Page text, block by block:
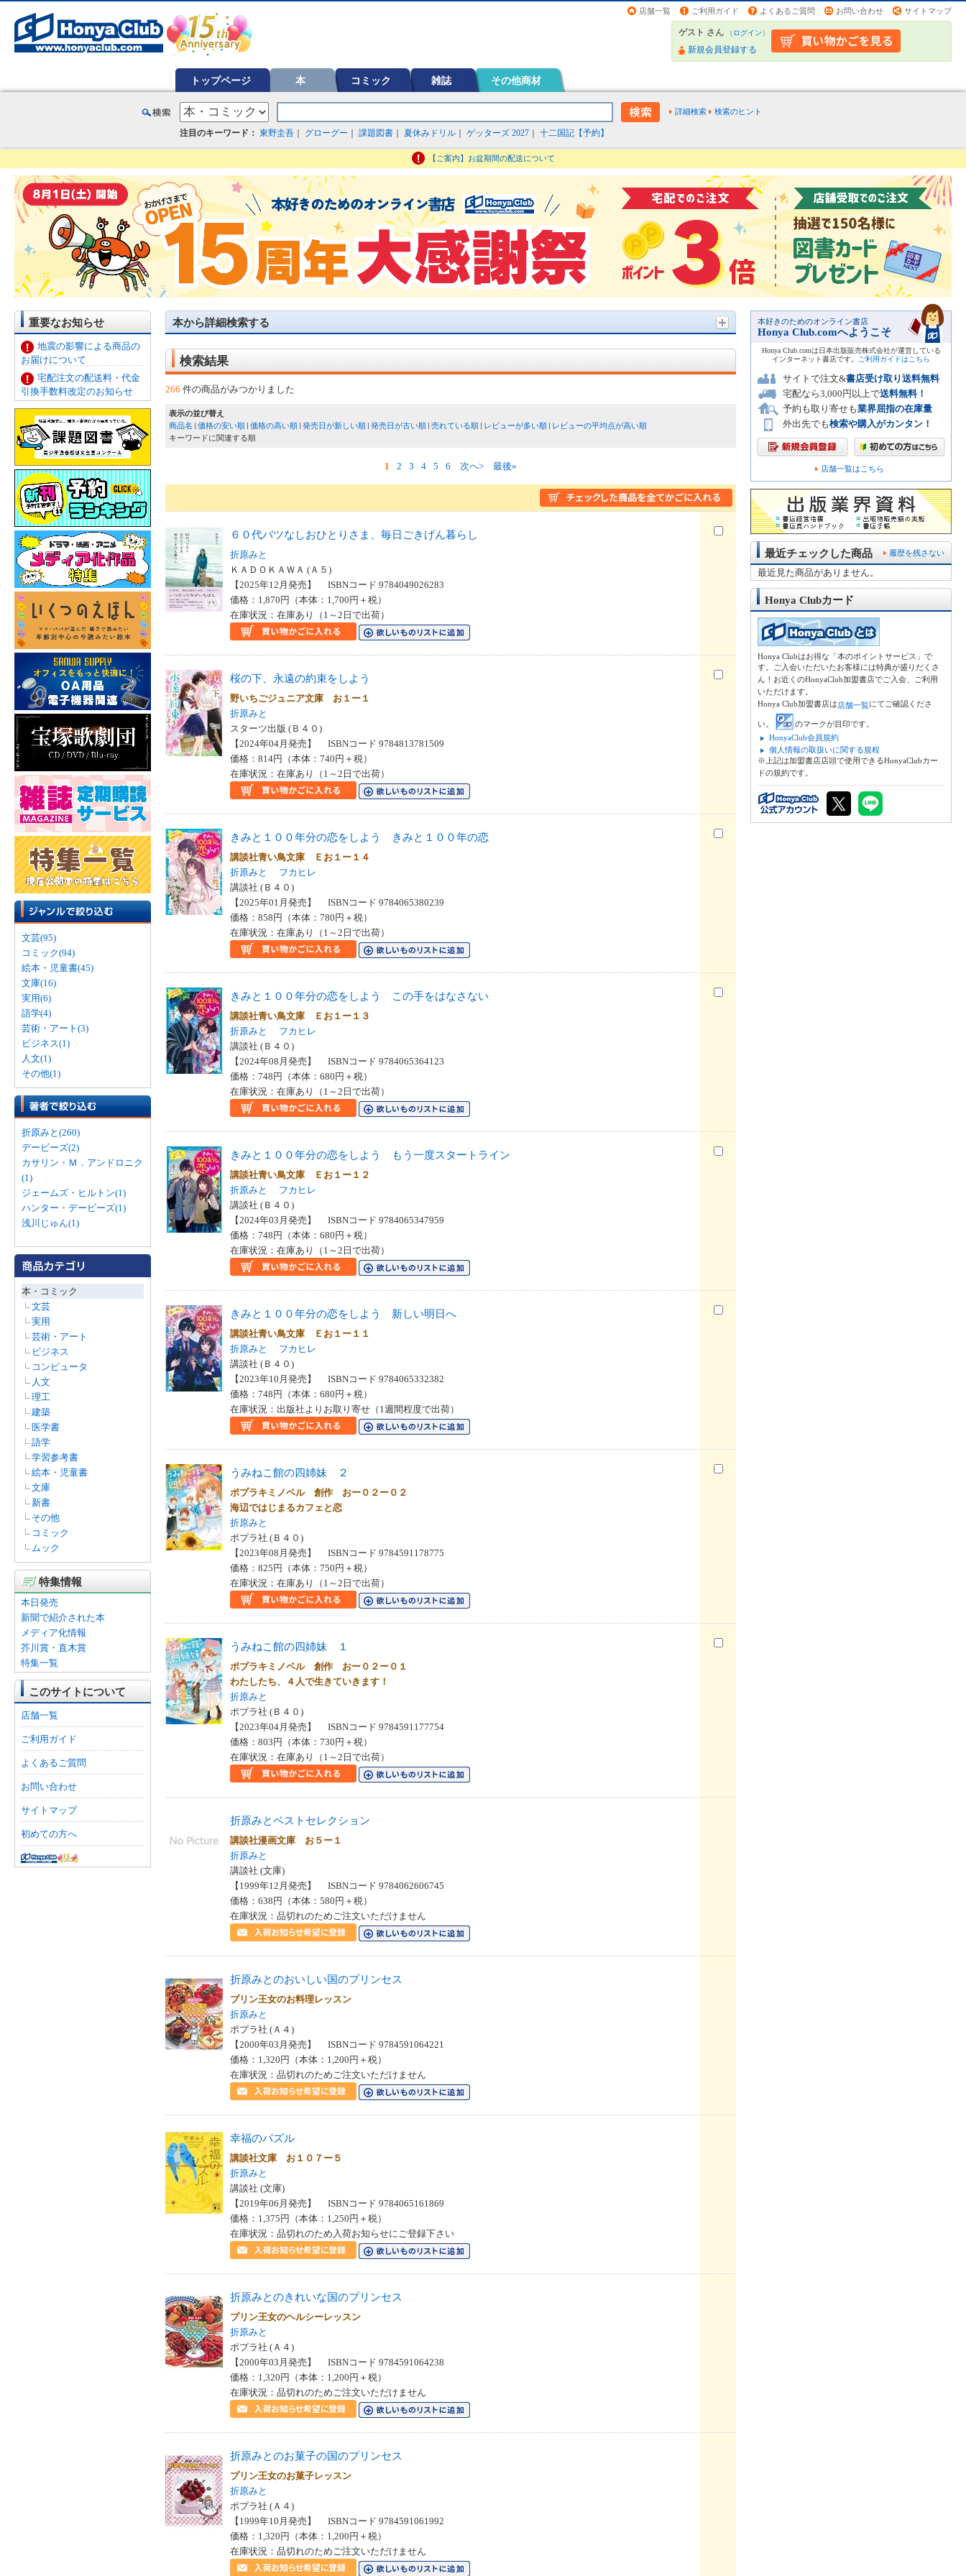
店舗一覧 ご利用ガイド よくあるご質問 お問い合わせ サイトマップ
ゲスト さん （ログイン）
新規会員登録する
トップページ 本 コミック 雑誌 その他商材
詳細検索 検索のヒント
注目のキーワード： 東野圭吾 グローグー 課題図書 夏休みドリル ゲッターズ 2027 十二国記【予約】
【ご案内】お盆期間の配送について
重要なお知らせ
地震の影響による商品の
お届けについて
宅配注文の配送料・代金
引換手数料改定のお知らせ
文芸(95)
コミック(94)
絵本・児童書(45)
文庫(16)
実用(6)
語学(4)
芸術・アート(3)
ビジネス(1)
人文(1)
その他(1)
折原みと(260)
デービーズ(2)
カサリン・Ｍ．アンドロニク
(1)
ジェームズ・ヒルトン(1)
ハンター・デービーズ(1)
浅川じゅん(1)
本・コミック
文芸
実用
芸術・アート
ビジネス
コンピュータ
人文
理工
建築
医学書
語学
学習参考書
絵本・児童書
文庫
新書
その他
コミック
ムック
特集情報
本日発売
新聞で紹介された本
メディア化情報
芥川賞・直木賞
特集一覧
このサイトについて
店舗一覧
ご利用ガイド
よくあるご質問
お問い合わせ
サイトマップ
初めての方へ
本から詳細検索する
検索結果
266 件の商品がみつかりました
表示の並び替え
商品名
価格の安い順 価格の高い順 発売日が新しい順 発売日が古い順 売れている順 レビューが多い順
レビューの平均点が高い順
キーワードに関連する順
1 2 3 4 5 6 次へ> 最後»
６０代バツなしおひとりさま、毎日ごきげん暮らし
折原みと
ＫＡＤＯＫＡＷＡ (Ａ５)
【2025年12月発売】 ISBNコード 9784049026283
価格：1,870円（本体：1,700円＋税）
在庫状況：在庫あり（1～2日で出荷）
桜の下、永遠の約束をしよう
野いちごジュニア文庫 お１ー１
折原みと
スターツ出版 (Ｂ４０)
【2024年04月発売】 ISBNコード 9784813781509
価格：814円（本体：740円＋税）
在庫状況：在庫あり（1～2日で出荷）
きみと１００年分の恋をしよう きみと１００年の恋
講談社青い鳥文庫 Ｅお１ー１４
折原みと
フカヒレ
講談社 (Ｂ４０)
【2025年01月発売】 ISBNコード 9784065380239
価格：858円（本体：780円＋税）
在庫状況：在庫あり（1～2日で出荷）
きみと１００年分の恋をしよう この手をはなさない
講談社青い鳥文庫 Ｅお１ー１３
折原みと
フカヒレ
講談社 (Ｂ４０)
【2024年08月発売】 ISBNコード 9784065364123
価格：748円（本体：680円＋税）
在庫状況：在庫あり（1～2日で出荷）
きみと１００年分の恋をしよう もう一度スタートライン
講談社青い鳥文庫 Ｅお１ー１２
折原みと
フカヒレ
講談社 (Ｂ４０)
【2024年03月発売】 ISBNコード 9784065347959
価格：748円（本体：680円＋税）
在庫状況：在庫あり（1～2日で出荷）
きみと１００年分の恋をしよう 新しい明日へ
講談社青い鳥文庫 Ｅお１ー１１
折原みと
フカヒレ
講談社 (Ｂ４０)
【2023年10月発売】 ISBNコード 9784065332382
価格：748円（本体：680円＋税）
在庫状況：出版社よりお取り寄せ（1週間程度で出荷）
うみねこ館の四姉妹 ２
ポプラキミノベル 創作 おー０２ー０２
海辺ではじまるカフェと恋
折原みと
ポプラ社 (Ｂ４０)
【2023年08月発売】 ISBNコード 9784591178775
価格：825円（本体：750円＋税）
在庫状況：在庫あり（1～2日で出荷）
うみねこ館の四姉妹 １
ポプラキミノベル 創作 おー０２ー０１
わたしたち、４人で生きていきます！
折原みと
ポプラ社 (Ｂ４０)
【2023年04月発売】 ISBNコード 9784591177754
価格：803円（本体：730円＋税）
在庫状況：在庫あり（1～2日で出荷）
折原みとベストセレクション
講談社漫画文庫 お５ー１
折原みと
講談社 (文庫)
【1999年12月発売】 ISBNコード 9784062606745
価格：638円（本体：580円＋税）
在庫状況：品切れのためご注文いただけません
折原みとのおいしい国のプリンセス
プリン王女のお料理レッスン
折原みと
ポプラ社 (Ａ４)
【2000年03月発売】 ISBNコード 9784591064221
価格：1,320円（本体：1,200円＋税）
在庫状況：品切れのためご注文いただけません
幸福のパズル
講談社文庫 お１０７ー５
折原みと
講談社 (文庫)
【2019年06月発売】 ISBNコード 9784065161869
価格：1,375円（本体：1,250円＋税）
在庫状況：品切れのため入荷お知らせにご登録下さい
折原みとのきれいな国のプリンセス
プリン王女のヘルシーレッスン
折原みと
ポプラ社 (Ａ４)
【2000年03月発売】 ISBNコード 9784591064238
価格：1,320円（本体：1,200円＋税）
在庫状況：品切れのためご注文いただけません
折原みとのお菓子の国のプリンセス
プリン王女のお菓子レッスン
折原みと
ポプラ社 (Ａ４)
【1999年10月発売】 ISBNコード 9784591061992
価格：1,320円（本体：1,200円＋税）
在庫状況：品切れのためご注文いただけません
本好きのためのオンライン書店
Honya Club.comへようこそ
Honya Club.comは日本出版販売株式会社が運営している
インターネット書店です。
ご利用ガイドはこちら
サイトで注文&書店受け取り送料無料
宅配なら3,000円以上で送料無料！
予約も取り寄せも業界屈指の在庫量
外出先でも検索や購入がカンタン！
店舗一覧はこちら
履歴を残さない
最近チェックした商品
最近見た商品がありません。
Honya Clubカード
Honya Clubはお得な「本のポイントサービス」で
す。ご入会いただいたお客様には特典が盛りだくさ
ん！お近くのHonyaClub加盟書店でご入会、ご利用
いただけます。
Honya Club加盟書店は店舗一覧にてご確認くださ
い。
のマークが目印です。
HonyaClub会員規約
個人情報の取扱いに関する規程
※上記は加盟書店店頭で使用できるHonyaClubカー
ドの規約です。